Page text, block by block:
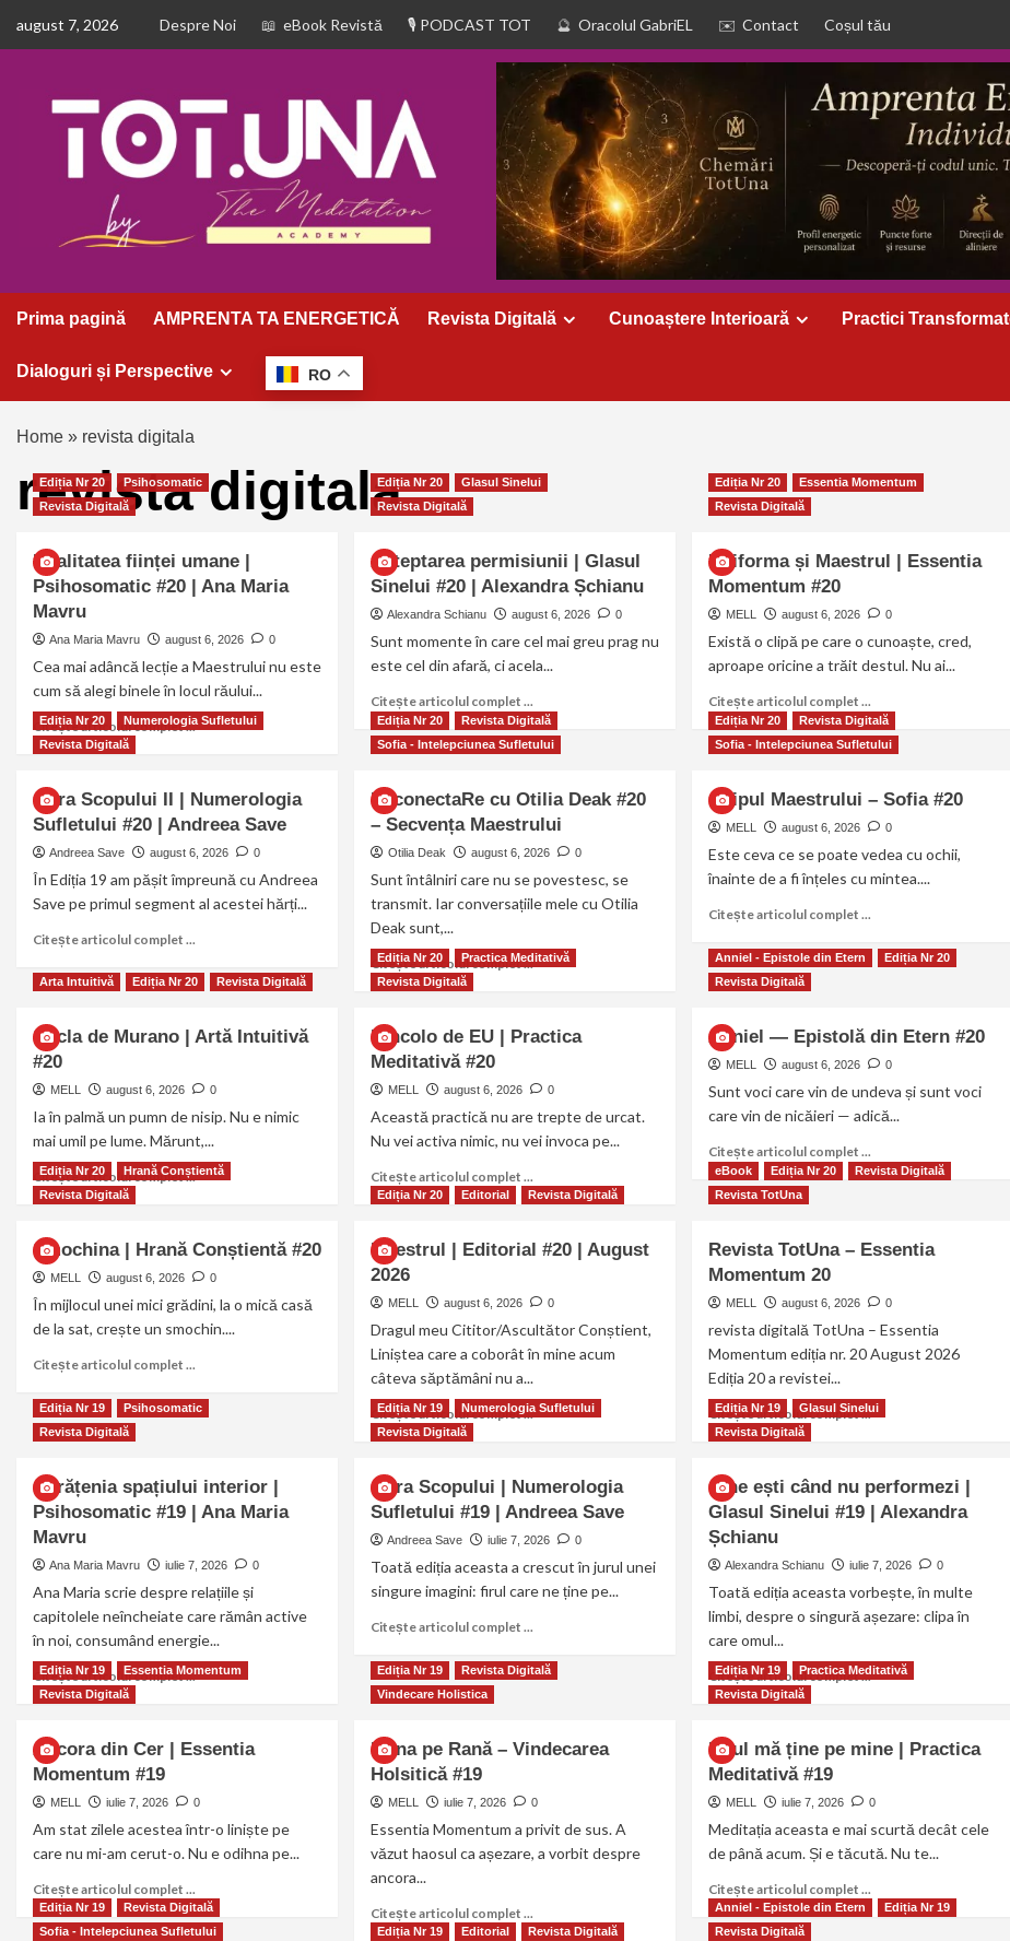
august 7, 2026 Despre Noi eBook Revistă PODCAST TOT Oracolul GabriEL Contact Coșul tău
Prima pagină AMPRENTA TA ENERGETICĂ Revista Digitală Cunoaștere Interioară Practici
Dialoguri și Perspective RO
Home » revista digitala
revista digitala
Ediția Nr 20
Psihosomatic
Revista Digitală
Dualitatea ființei umane |
Psihosomatic #20 | Ana Maria
Mavru
Ana Maria Mavru august 6, 2026 0
Cea mai adâncă lecție a Maestrului nu este
cum să alegi binele în locul răului...
Citește articolul complet ...
Ediția Nr 20
Glasul Sinelui
Revista Digitală
Așteptarea permisiunii | Glasul
Sinelui #20 | Alexandra Șchianu
Alexandra Schianu august 6, 2026 0
Sunt momente în care cel mai greu prag nu
este cel din afară, ci acela...
Citește articolul complet ...
Ediția Nr 20
Essentia Momentum
Revista Digitală
Uniforma și Maestrul | Essentia
Momentum #20
MELL august 6, 2026 0
Există o clipă pe care o cunoaște, cred,
aproape oricine a trăit destul. Nu ai...
Citește articolul complet ...
Ediția Nr 20
Numerologia Sufletului
Revista Digitală
Cifra Scopului II | Numerologia
Sufletului #20 | Andreea Save
Andreea Save august 6, 2026 0
În Ediția 19 am pășit împreună cu Andreea
Save pe primul segment al acestei hărți...
Citește articolul complet ...
Ediția Nr 20
Revista Digitală
Sofia - Intelepciunea Sufletului
ReconectaRe cu Otilia Deak #20
– Secvența Maestrului
Otilia Deak august 6, 2026 0
Sunt întâlniri care nu se povestesc, se
transmit. Iar conversațiile mele cu Otilia
Deak sunt,...
Citește articolul complet ...
Ediția Nr 20
Revista Digitală
Sofia - Intelepciunea Sufletului
Chipul Maestrului – Sofia #20
MELL august 6, 2026 0
Este ceva ce se poate vedea cu ochii,
înainte de a fi înțeles cu mintea....
Citește articolul complet ...
Arta Intuitivă Ediția Nr 20 Revista Digitală
Sticla de Murano | Artă Intuitivă
#20
MELL august 6, 2026 0
Ia în palmă un pumn de nisip. Nu e nimic
mai umil pe lume. Mărunt,...
Citește articolul complet ...
Ediția Nr 20
Practica Meditativă
Revista Digitală
Dincolo de EU | Practica
Meditativă #20
MELL august 6, 2026 0
Această practică nu are trepte de urcat.
Nu vei activa nimic, nu vei invoca pe...
Citește articolul complet ...
Anniel - Epistole din Etern
Ediția Nr 20
Revista Digitală
Anniel — Epistolă din Etern #20
MELL august 6, 2026 0
Sunt voci care vin de undeva și sunt voci
care vin de nicăieri — adică...
Citește articolul complet ...
Ediția Nr 20
Hrană Conștientă
Revista Digitală
Smochina | Hrană Conștientă #20
MELL august 6, 2026 0
În mijlocul unei mici grădini, la o mică casă
de la sat, crește un smochin....
Citește articolul complet ...
Ediția Nr 20 Editorial Revista Digitală
Maestrul | Editorial #20 | August
2026
MELL august 6, 2026 0
Dragul meu Cititor/Ascultător Conștient,
Liniștea care a coborât în mine acum
câteva săptămâni nu a...
Citește articolul complet ...
eBook Ediția Nr 20
Revista Digitală
Revista TotUna
Revista TotUna – Essentia
Momentum 20
MELL august 6, 2026 0
revista digitală TotUna – Essentia
Momentum ediția nr. 20 August 2026
Ediția 20 a revistei...
Citește articolul complet ...
Ediția Nr 19
Psihosomatic
Revista Digitală
Curățenia spațiului interior |
Psihosomatic #19 | Ana Maria
Mavru
Ana Maria Mavru iulie 7, 2026 0
Ana Maria scrie despre relațiile și
capitolele neîncheiate care rămân active
în noi, consumând energie...
Citește articolul complet ...
Ediția Nr 19
Numerologia Sufletului
Revista Digitală
Cifra Scopului | Numerologia
Sufletului #19 | Andreea Save
Andreea Save iulie 7, 2026 0
Toată ediția aceasta a crescut în jurul unei
singure imagini: firul care ne ține pe...
Citește articolul complet ...
Ediția Nr 19
Glasul Sinelui
Revista Digitală
Cine ești când nu performezi |
Glasul Sinelui #19 | Alexandra
Șchianu
Alexandra Schianu iulie 7, 2026 0
Toată ediția aceasta vorbește, în multe
limbi, despre o singură așezare: clipa în
care omul...
Citește articolul complet ...
Ediția Nr 19
Essentia Momentum
Revista Digitală
Ancora din Cer | Essentia
Momentum #19
MELL iulie 7, 2026 0
Am stat zilele acestea într-o liniște pe
care nu mi-am cerut-o. Nu e odihna pe...
Citește articolul complet ...
Ediția Nr 19
Revista Digitală
Vindecare Holistica
Mâna pe Rană – Vindecarea
Holsitică #19
MELL iulie 7, 2026 0
Essentia Momentum a privit de sus. A
văzut haosul ca așezare, a vorbit despre
ancora...
Citește articolul complet ...
Ediția Nr 19
Practica Meditativă
Revista Digitală
Firul mă ține pe mine | Practica
Meditativă #19
MELL iulie 7, 2026 0
Meditația aceasta e mai scurtă decât cele
de până acum. Și e tăcută. Nu te...
Citește articolul complet ...
Ediția Nr 19
Revista Digitală
Sofia - Intelepciunea Sufletului
Ediția Nr 19 Editorial Revista Digitală
Anniel - Epistole din Etern
Ediția Nr 19
Revista Digitală